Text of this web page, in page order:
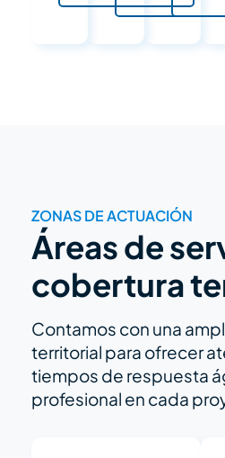
ZONAS DE ACTUACIÓN
Áreas de
cobertura
Contamos con una
territorial para ofrecer
tiempos de respuesta
profesional en cada